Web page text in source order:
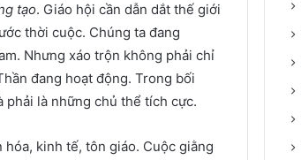
tạo. Giáo hội cần dẫn dắt thế giới
thời cuộc. Chúng ta đang
Nhưng xáo trộn không phải chỉ
đang hoạt động. Trong bối
phải là những chủ thể tích cực.
kinh tế, tôn giáo. Cuộc giằng